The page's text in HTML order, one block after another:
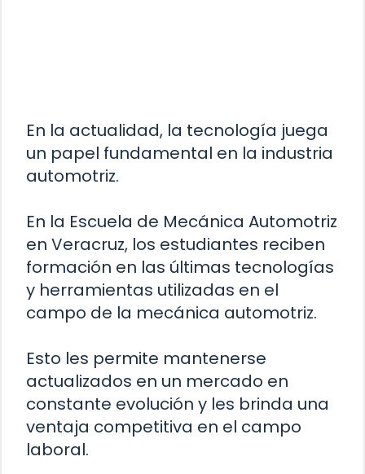
En la actualidad, la tecnología juega
un papel fundamental en la industria
automotriz.
En la Escuela de Mecánica Automotriz
en Veracruz, los estudiantes reciben
formación en las últimas tecnologías
y herramientas utilizadas en el
campo de la mecánica automotriz.
Esto les permite mantenerse
actualizados en un mercado en
constante evolución y les brinda una
ventaja competitiva en el campo
laboral.